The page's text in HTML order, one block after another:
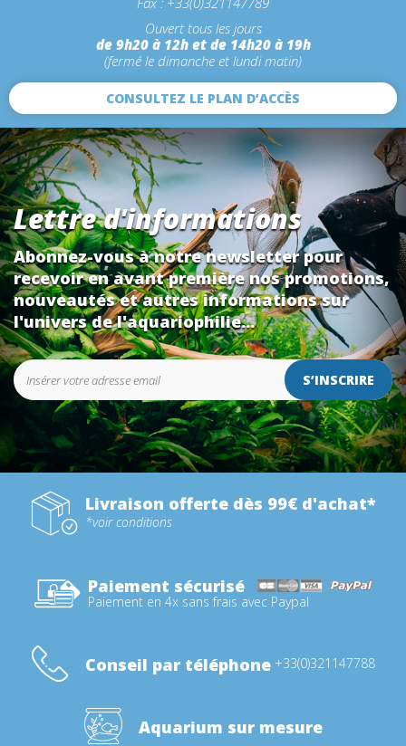
Ouvert tous les jours
de 9h20 à 12h et de 14h20 à 19h
(fermé le dimanche et lundi matin)
CONSULTEZ LE PLAN D’ACCÈS
Lettre d'informations
Abonnez-vous à notre newsletter pour
recevoir en avant première nos promotions,
nouveautés et autres informations sur
l'univers de l'aquariophilie...
S’INSCRIRE
Livraison offerte dès 99€ d'achat*
*voir conditions
Paiement sécurisé
Paiement en 4x sans frais avec Paypal
Conseil par téléphone +33(0)321147788
Aquarium sur mesure